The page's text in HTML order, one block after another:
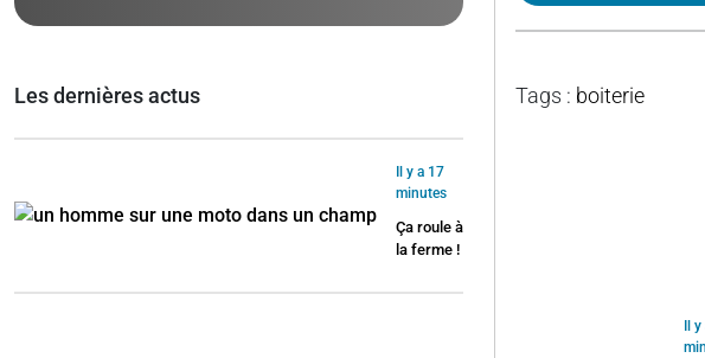
Tags : boiterie
Les dernières actus
Il y a 17
minutes
Ça roule à
la ferme !
Il y